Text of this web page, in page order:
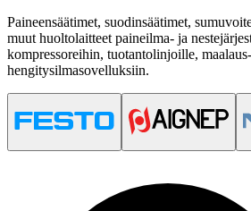
Paineensäätimet, suodinsäätimet,
muut huoltolaitteet paineilma- ja
kompressoreihin, tuotantolinjoille,
hengitysilmasovelluksiin.